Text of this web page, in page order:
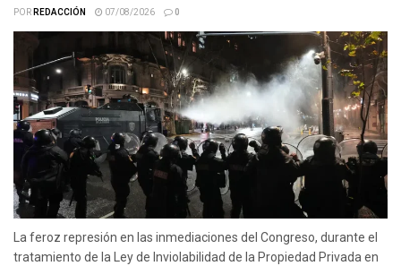
PORREDACCIÓN 07/08/2026 0
La feroz represión en las inmediaciones del Congreso, durante el
tratamiento de la Ley de Inviolabilidad de la Propiedad Privada en